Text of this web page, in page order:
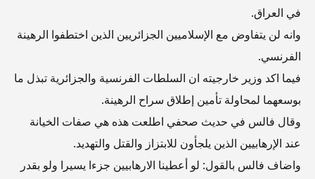
في العراق.
وانه لن يتفاوض مع الإسلاميين الجزائريين الذين اختطفوا الرهينة
الفرنسي.
فيما اكد وزير خارجيته ان السلطات الفرنسية والجزائرية تبذل ما
بوسعهما لمحاولة تأمين إطلاق سراح الرهينة.
وقال فالس في حديث صحفي اطلعت هذه هي صفات الخيانة
عند الإرهابيين الذين يلجأون للابتزاز والقتل والتهديد.
واضاف فالس بالقول: لو أعطينا الارهابيين جزءا يسيرا ولو بقدر